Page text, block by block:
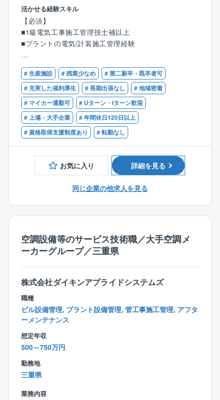
部署内では不定期開催にはなりますが、勉強会なども
催しております。
【同社の特徴】
た。工場の自家発設備の計画、設計、建設、保守、操
業に関わる全てのサービスを提供しております。
「石原産業四日市工場で生まれ、育ち、日本のどこに
でも、さらには世界にも通用する、工場設備に関わる
すべてのサービスを提供する会社」を目指しておりま
す。
す。
※研修の期間に関しましては、ご本人様のレベルに合わ
せまして変動致します。
当ポジションは1級以上の資格を持つハイクラス即戦力
の方を歓迎しています！
【業務詳細】
東ソー、高純度シリコン、三菱ガス化学、古河電気工
業等の工場向けプラント施工管理業務全般をお任せし
ます。具体的には、発注／現場作業員の管理／安全管
理／納期管理／計画立案／受注／見積りの作成などで
す。
■業務の約9割が四日市のため、遠方出張はほぼありま
せん
■工期は1週間～6ヶ月となっています。
■現場とデスクワークの割合は、6：4程度です。
■現地に事務所がある場合は、原則直行直帰となりま
す。本社より近い現場の場合は社内にて業務となりま
【働き方の安定性】
■日勤のみ（休日出勤などの発生時は振替休日、代休を
取得）
■残業平均20時間（繁忙期を除く）
■宿泊を伴う出張もほとんどございません。
■その他、福利厚生も充実しております。
【組織構成】
電気計装部には、17名（本部長、副本部長、部長、グ
ループリ ーダー、マネージャー、主任、スタッフ11
活かせる経験スキル
【必須】
■1級電気工事施工管理技士補以上
■プラントの電気/計装施工管理経験
【歓迎】
■電気設備メンテナンスの経験がある方（電動機の解結
線作業/電気盤機器/ブレーカー
センサー等の制御装置の交換作業の経験）
■マネジメントのご経験
# 生産施設 # 残業少なめ
# 第二新卒・既卒者可
# 充実した福利厚生
# 長期出張なし
# 地域密着
# マイカー通勤可
# Uターン・Iターン歓迎
# 上場・大手企業
# 年間休日120日以上
# 資格取得支援制度あり
# 転勤なし
お気に入り 詳細を見る
同じ企業の他求人を見る
空調設備等のサービス技術職／大手空調メ
ーカーグループ／三重県
株式会社ダイキンアプライドシステムズ
職種
ビル設備管理, プラント設備管理, 管工事施工管理, アフタ
ーメンテナンス
想定年収
500～750万円
勤務地
三重県
業務内容